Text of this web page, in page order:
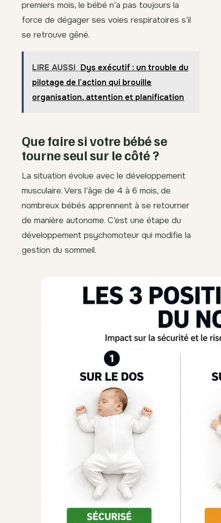
premiers mois, le bébé n’a pas toujours la
force de dégager ses voies respiratoires s’il
se retrouve gêné.
LIRE AUSSI Dys exécutif : un trouble du
pilotage de l’action qui brouille
organisation, attention et planification
Que faire si votre bébé se
tourne seul sur le côté ?
La situation évolue avec le développement
musculaire. Vers l’âge de 4 à 6 mois, de
nombreux bébés apprennent à se retourner
de manière autonome. C’est une étape du
développement psychomoteur qui modifie la
gestion du sommeil.